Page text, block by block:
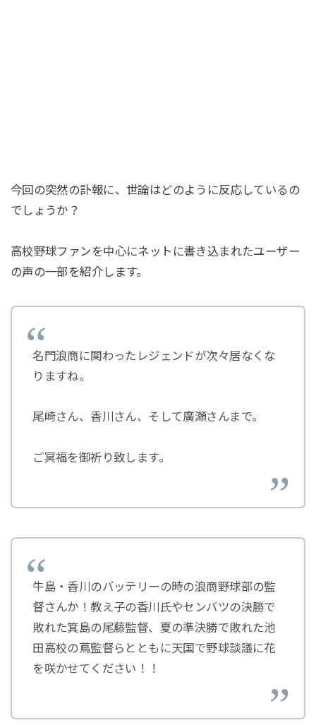
今回の突然の訃報に、世論はどのように反応しているの
でしょうか？
高校野球ファンを中心にネットに書き込まれたユーザー
の声の一部を紹介します。
名門浪商に関わったレジェンドが次々居なくな
りますね。
尾崎さん、香川さん、そして廣瀬さんまで。
ご冥福を御祈り致します。
牛島・香川のバッテリーの時の浪商野球部の監
督さんか！教え子の香川氏やセンバツの決勝で
敗れた箕島の尾藤監督、夏の準決勝で敗れた池
田高校の蔦監督らとともに天国で野球談議に花
を咲かせてください！！